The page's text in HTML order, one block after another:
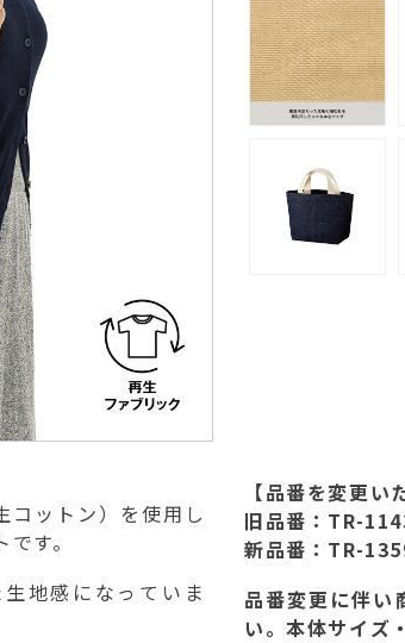
コットン）を使用し
す。
地感になっていま
【品番を変更い
旧品番：TR-
新品番：TR-
品番変更に伴い
い。本体サイズ